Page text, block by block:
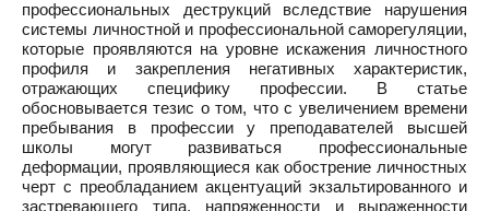
профессиональных деструкций вследствие нарушения
системы личностной и профессиональной саморегуляции,
которые проявляются на уровне искажения личностного
профиля и закрепления негативных характеристик,
отражающих специфику профессии. В статье
обосновывается тезис о том, что с увеличением времени
пребывания в профессии у преподавателей высшей
школы могут развиваться профессиональные
деформации, проявляющиеся как обострение личностных
черт с преобладанием акцентуаций экзальтированного и
застревающего типа, напряженности и выраженности